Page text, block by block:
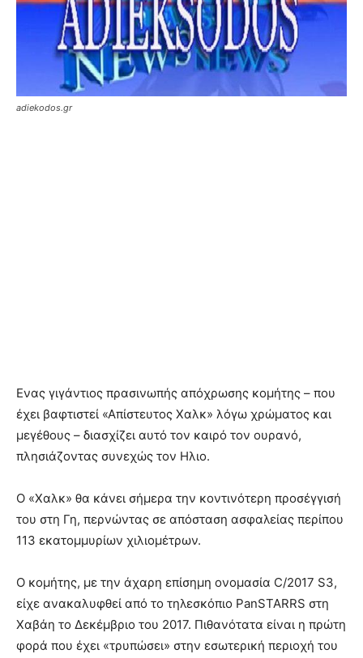
adiekodos.gr
Ενας γιγάντιος πρασινωπής απόχρωσης κομήτης – που
έχει βαφτιστεί «Απίστευτος Χαλκ» λόγω χρώματος και
μεγέθους – διασχίζει αυτό τον καιρό τον ουρανό,
πλησιάζοντας συνεχώς τον Ηλιο.
Ο «Χαλκ» θα κάνει σήμερα την κοντινότερη προσέγγισή
του στη Γη, περνώντας σε απόσταση ασφαλείας περίπου
113 εκατομμυρίων χιλιομέτρων.
Ο κομήτης, με την άχαρη επίσημη ονομασία C/2017 S3,
είχε ανακαλυφθεί από το τηλεσκόπιο PanSTARRS στη
Χαβάη το Δεκέμβριο του 2017. Πιθανότατα είναι η πρώτη
φορά που έχει «τρυπώσει» στην εσωτερική περιοχή του